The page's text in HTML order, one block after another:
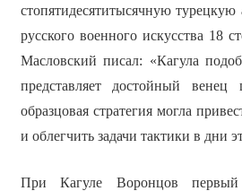
стопятидесятитысячную
русского военного искусства 18
Масловский писал: «Кагула
представляет достойный
образцовая стратегия могла
и облегчить задачи тактики в дни
При Кагуле Воронцов